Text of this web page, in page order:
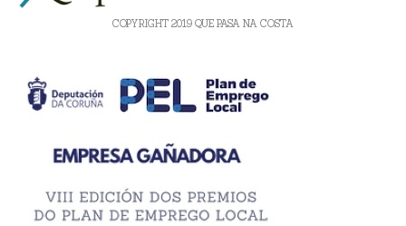
COPYRIGHT 2019 QUE PASA NA COSTA